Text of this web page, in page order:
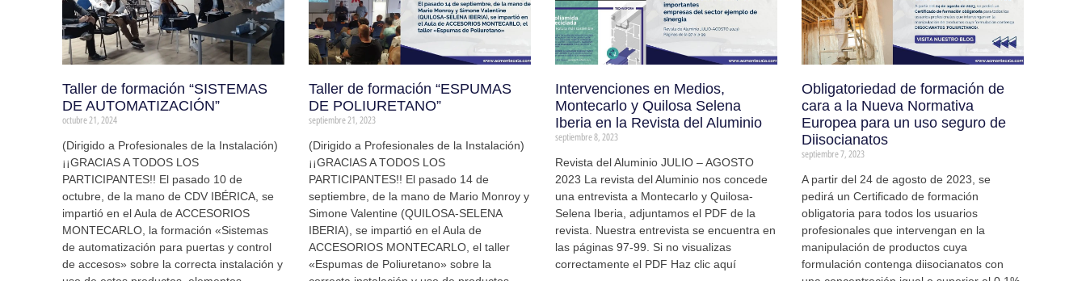
Taller de formación “SISTEMAS
DE AUTOMATIZACIÓN”
octubre 21, 2024
(Dirigido a Profesionales de la Instalación)
¡¡GRACIAS A TODOS LOS
PARTICIPANTES!! El pasado 10 de
octubre, de la mano de CDV IBÉRICA, se
impartió en el Aula de ACCESORIOS
MONTECARLO, la formación «Sistemas
de automatización para puertas y control
de accesos» sobre la correcta instalación y
Taller de formación “ESPUMAS
DE POLIURETANO”
septiembre 21, 2023
(Dirigido a Profesionales de la Instalación)
¡¡GRACIAS A TODOS LOS
PARTICIPANTES!! El pasado 14 de
septiembre, de la mano de Mario Monroy y
Simone Valentine (QUILOSA-SELENA
IBERIA), se impartió en el Aula de
ACCESORIOS MONTECARLO, el taller
«Espumas de Poliuretano» sobre la
Intervenciones en Medios,
Montecarlo y Quilosa Selena
Iberia en la Revista del Aluminio
septiembre 8, 2023
Revista del Aluminio JULIO – AGOSTO
2023 La revista del Aluminio nos concede
una entrevista a Montecarlo y Quilosa-
Selena Iberia, adjuntamos el PDF de la
revista. Nuestra entrevista se encuentra en
las páginas 97-99. Si no visualizas
correctamente el PDF Haz clic aquí
Obligatoriedad de formación de
cara a la Nueva Normativa
Europea para un uso seguro de
Diisocianatos
septiembre 7, 2023
A partir del 24 de agosto de 2023, se
pedirá un Certificado de formación
obligatoria para todos los usuarios
profesionales que intervengan en la
manipulación de productos cuya
formulación contenga diisocianatos con